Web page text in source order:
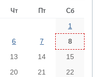
Чт Пт Сб
1
6 7
8
13 14
15
20 21
22